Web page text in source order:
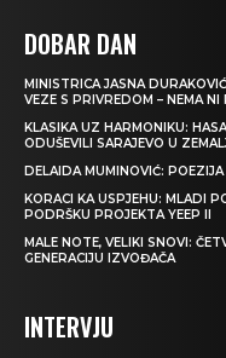
DOBAR DAN
MINISTRICA JASNA
VEZE S PRIVREDOM – NEMA NI
KLASIKA UZ HARMONIKU:
ODUŠEVILI SARAJEVO U
DELAIDA MUMINOVIĆ:
KORACI KA USPJEHU: MLADI
PODRŠKU PROJEKTA YEEP II
MALE NOTE, VELIKI SNOVI:
GENERACIJU IZVOĐAČA
INTERVJU